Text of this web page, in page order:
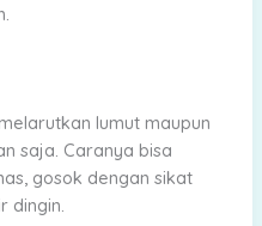
lumut maupun
saja. Caranya bisa
gosok dengan sikat
dingin.